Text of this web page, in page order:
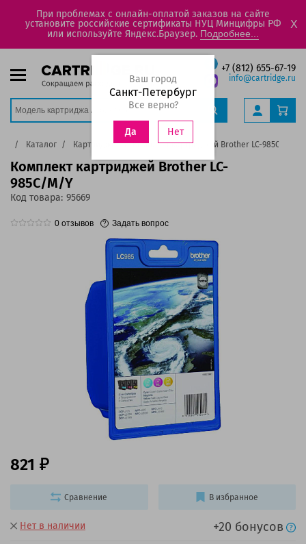
При проблемах с онлайн-оплатой заказов на сайте
установите российские сертификаты НУЦ Минцифры РФ
или используйте Яндекс.Браузер. Подробнее...
X
+7 (812) 655-67-19
info@cartridge.ru
Ваш город
Санкт-Петербург
Все верно?
Да Нет
Каталог Картриджи Комплект картриджей Brother LC-985C/M/Y
Комплект картриджей Brother LC-
985C/M/Y
Код товара: 95669
0 отзывов Задать вопрос
Нет в наличии +20 бонусов
821
Сравнение В избранное